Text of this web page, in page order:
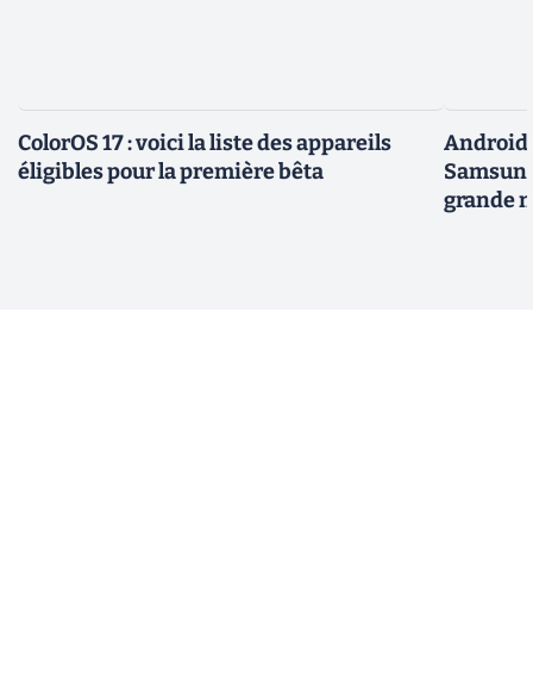
ColorOS 17 : voici la liste des appareils
éligibles pour la première bêta
Android
grande